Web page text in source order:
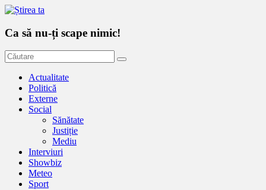
Ca să nu-ți scape nimic!
Actualitate
Politică
Externe
Social
Sănătate
Justiție
Mediu
Interviuri
Showbiz
Meteo
Sport